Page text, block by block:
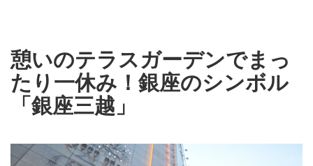
憩いのテラスガーデンでまっ
たり一休み！銀座のシンボル
「銀座三越」